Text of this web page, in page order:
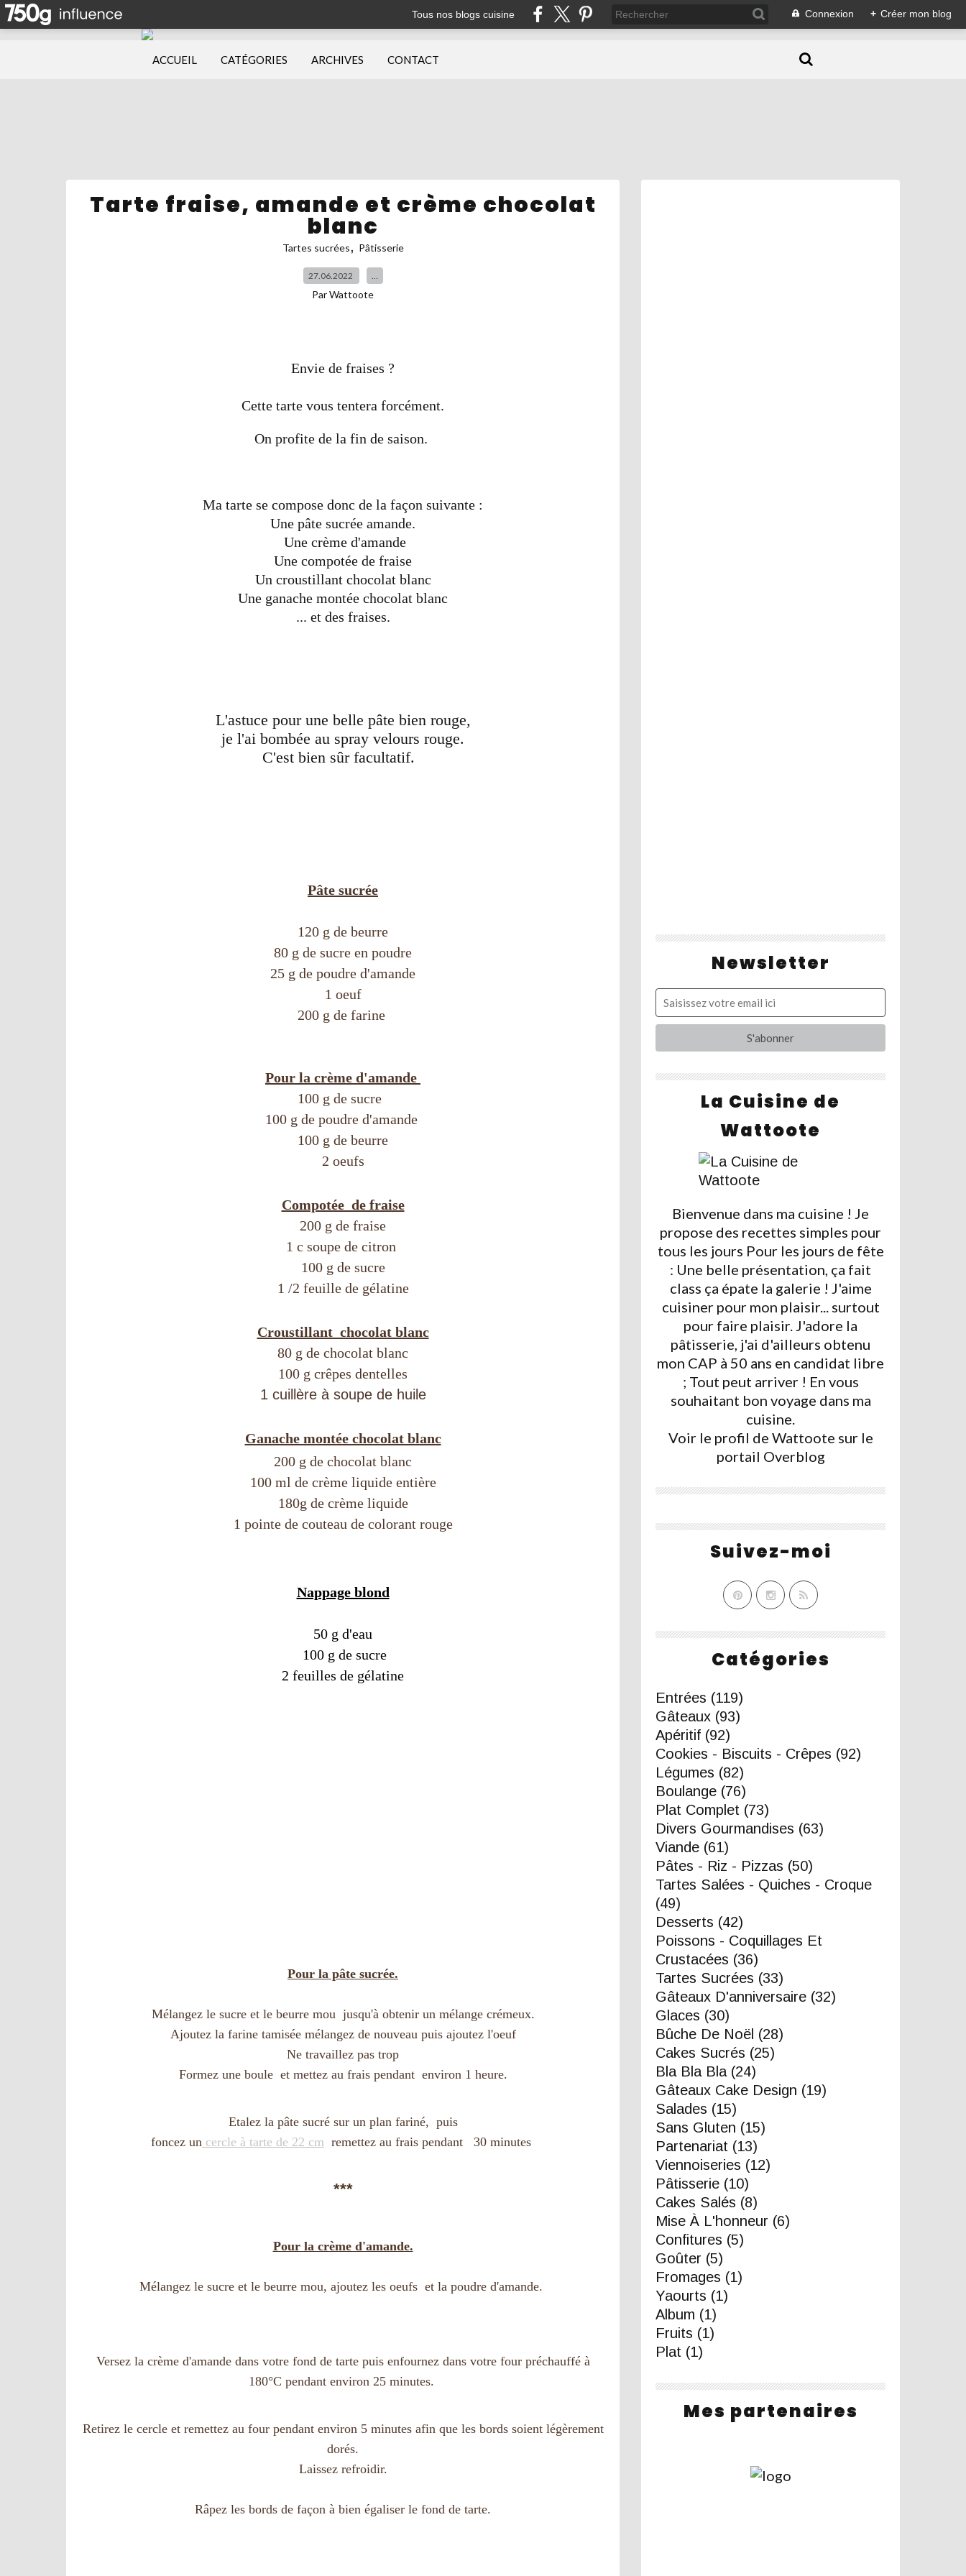
Tous nos blogs cuisine Connexion + Créer mon blog
ACCUEIL CATÉGORIES ARCHIVES CONTACT
Tarte fraise, amande et crème chocolat
blanc
Tartes sucrées, Pâtisserie
27.06.2022 …
Par Wattoote
Envie de fraises ?
Cette tarte vous tentera forcément.
On profite de la fin de saison.
Ma tarte se compose donc de la façon suivante :
Une pâte sucrée amande.
Une crème d'amande
Une compotée de fraise
Un croustillant chocolat blanc
Une ganache montée chocolat blanc
... et des fraises.
L'astuce pour une belle pâte bien rouge,
je l'ai bombée au spray velours rouge.
C'est bien sûr facultatif.
Pâte sucrée
120 g de beurre
80 g de sucre en poudre
25 g de poudre d'amande
1 oeuf
200 g de farine
Pour la crème d'amande
100 g de sucre
100 g de poudre d'amande
100 g de beurre
2 oeufs
Compotée de fraise
200 g de fraise
1 c soupe de citron
100 g de sucre
1 /2 feuille de gélatine
Croustillant chocolat blanc
80 g de chocolat blanc
100 g crêpes dentelles
1 cuillère à soupe de huile
Ganache montée chocolat blanc
200 g de chocolat blanc
100 ml de crème liquide entière
180g de crème liquide
1 pointe de couteau de colorant rouge
Nappage blond
50 g d'eau
100 g de sucre
2 feuilles de gélatine
Pour la pâte sucrée.
Mélangez le sucre et le beurre mou jusqu'à obtenir un mélange crémeux.
Ajoutez la farine tamisée mélangez de nouveau puis ajoutez l'oeuf
Ne travaillez pas trop
Formez une boule et mettez au frais pendant environ 1 heure.
Etalez la pâte sucré sur un plan fariné, puis
foncez un cercle à tarte de 22 cm remettez au frais pendant 30 minutes
***
Pour la crème d'amande.
Mélangez le sucre et le beurre mou, ajoutez les oeufs et la poudre d'amande.
Versez la crème d'amande dans votre fond de tarte puis enfournez dans votre four préchauffé à
180°C pendant environ 25 minutes.
Retirez le cercle et remettez au four pendant environ 5 minutes afin que les bords soient légèrement
dorés.
Laissez refroidir.
Râpez les bords de façon à bien égaliser le fond de tarte.
Newsletter
Catégories
Entrées (119)
Gâteaux (93)
Apéritif (92)
Cookies - Biscuits - Crêpes (92)
Légumes (82)
Boulange (76)
Plat Complet (73)
Divers Gourmandises (63)
Viande (61)
Pâtes - Riz - Pizzas (50)
Tartes Salées - Quiches - Croque
(49)
Desserts (42)
Poissons - Coquillages Et
Crustacées (36)
Tartes Sucrées (33)
Gâteaux D'anniversaire (32)
Glaces (30)
Bûche De Noël (28)
Cakes Sucrés (25)
Bla Bla Bla(24)
Gâteaux Cake Design (19)
Salades (15)
Sans Gluten (15)
Partenariat (13)
Viennoiseries (12)
Pâtisserie (10)
Cakes Salés (8)
Mise À L'honneur (6)
Confitures (5)
Goûter (5)
Fromages (1)
Yaourts (1)
Album (1)
Fruits (1)
Plat (1)
La Cuisine de
Wattoote
Bienvenue dans ma cuisine ! Je
propose des recettes simples pour
tous les jours Pour les jours de fête
: Une belle présentation, ça fait
class ça épate la galerie ! J'aime
cuisiner pour mon plaisir... surtout
pour faire plaisir. J'adore la
pâtisserie, j'ai d'ailleurs obtenu
mon CAP à 50 ans en candidat libre
; Tout peut arriver ! En vous
souhaitant bon voyage dans ma
cuisine.
Voir le profil de Wattoote sur le
portail Overblog
Suivez-moi
Mes partenaires